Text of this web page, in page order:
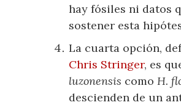
hay fósiles ni datos
sostener esta
La cuarta opción,
Chris Stringer, es
luzonensis comoH.
descienden de un